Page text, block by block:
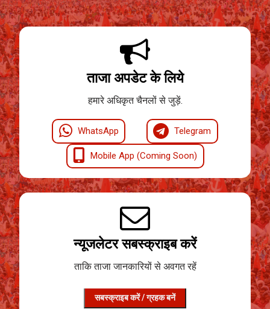
ताजा अपडेट के लिये
हमारे अधिकृत चैनलों से जुड़ें.
WhatsApp Telegram
Mobile App (Coming Soon)
न्यूजलेटर सबस्क्राइब करें
ताकि ताजा जानकारियों से अवगत रहें
सबस्क्राइब करें / ग्रहक बनें